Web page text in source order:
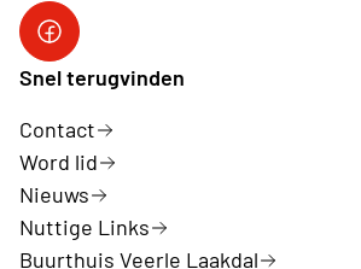
Neos Laakdal
Snel terugvinden
Contact
Word lid
Nieuws
Nuttige Links
Buurthuis Veerle Laakdal